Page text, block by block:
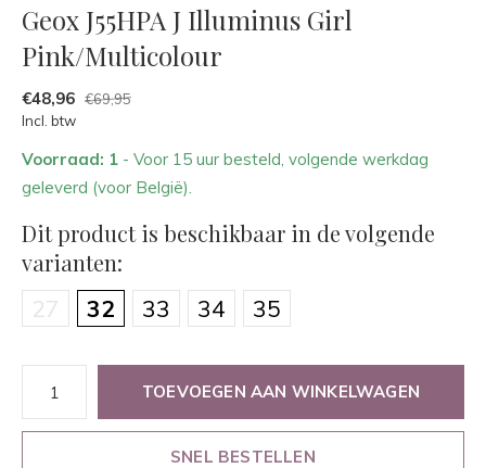
Geox J55HPA J Illuminus Girl
Pink/Multicolour
€48,96 €69,95
Incl. btw
Voorraad: 1 - Voor 15 uur besteld, volgende werkdag
geleverd (voor België).
Dit product is beschikbaar in de volgende
varianten:
27 32 33 34 35
TOEVOEGEN AAN WINKELWAGEN
SNEL BESTELLEN